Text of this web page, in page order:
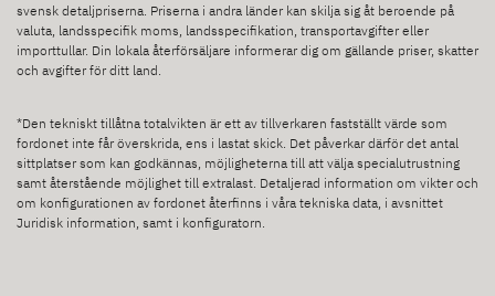
svensk detaljpriserna. Priserna i andra länder kan skilja sig åt beroende på
valuta, landsspecifik moms, landsspecifikation, transportavgifter eller
importtullar. Din lokala återförsäljare informerar dig om gällande priser, skatter
och avgifter för ditt land.
*Den tekniskt tillåtna totalvikten är ett av tillverkaren fastställt värde som
fordonet inte får överskrida, ens i lastat skick. Det påverkar därför det antal
sittplatser som kan godkännas, möjligheterna till att välja specialutrustning
samt återstående möjlighet till extralast. Detaljerad information om vikter och
om konfigurationen av fordonet återfinns i våra tekniska data, i avsnittet
Juridisk information, samt i konfiguratorn.